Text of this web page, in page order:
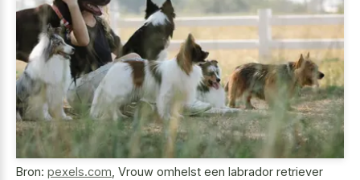
Bron: pexels.com Vrouw omhelst een labrador retriever